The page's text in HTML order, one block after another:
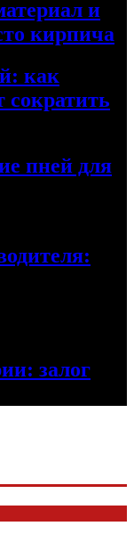
и
кирпича
как
сократить
пней для
залог